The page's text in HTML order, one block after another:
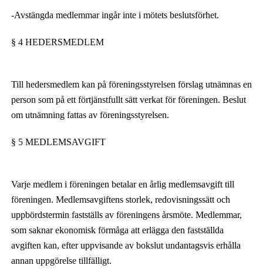
-Avstängda medlemmar ingår inte i mötets beslutsförhet.
§ 4 HEDERSMEDLEM
Till hedersmedlem kan på föreningsstyrelsen förslag utnämnas en
person som på ett förtjänstfullt sätt verkat för föreningen. Beslut
om utnämning fattas av föreningsstyrelsen.
§ 5 MEDLEMSAVGIFT
Varje medlem i föreningen betalar en årlig medlemsavgift till
föreningen. Medlemsavgiftens storlek, redovisningssätt och
uppbördstermin fastställs av föreningens årsmöte. Medlemmar,
som saknar ekonomisk förmåga att erlägga den fastställda
avgiften kan, efter uppvisande av bokslut undantagsvis erhålla
annan uppgörelse tillfälligt.